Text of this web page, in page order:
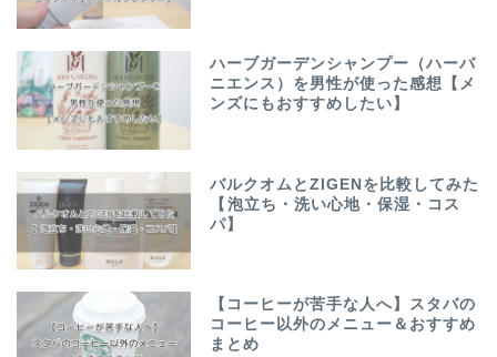
ハーブガーデンシャンプー（ハーバ
ニエンス）を男性が使った感想【メ
ンズにもおすすめしたい】
バルクオムとZIGENを比較してみた
【泡立ち・洗い心地・保湿・コス
パ】
【コーヒーが苦手な人へ】スタバの
コーヒー以外のメニュー＆おすすめ
まとめ